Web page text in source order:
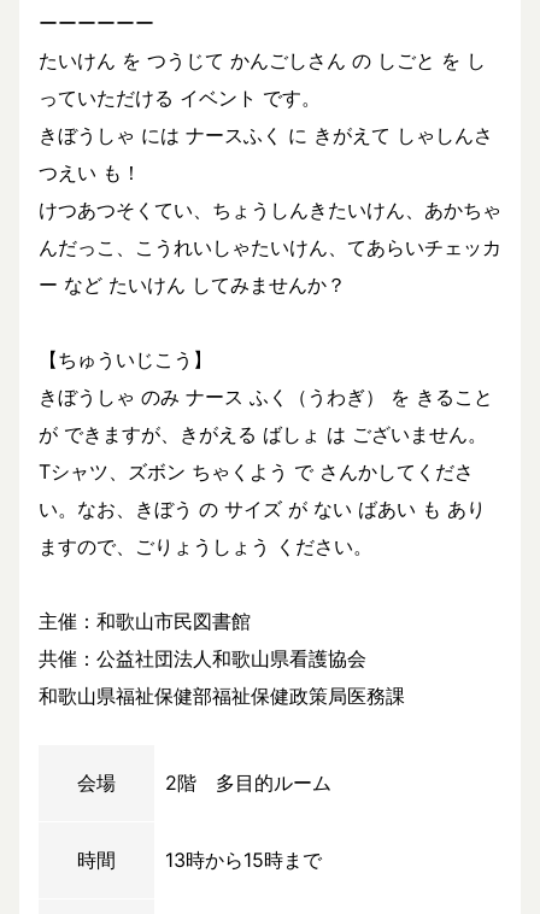
ーーーーーー
たいけん を つうじて かんごしさん の しごと を し
っていただける イベント です。
きぼうしゃ には ナースふく に きがえて しゃしんさ
つえい も！
けつあつそくてい、ちょうしんきたいけん、あかちゃ
んだっこ、こうれいしゃたいけん、てあらいチェッカ
ー など たいけん してみませんか？
【ちゅういじこう】
きぼうしゃ のみ ナース ふく（うわぎ） を きること
が できますが、きがえる ばしょ は ございません。
Tシャツ、ズボン ちゃくよう で さんかしてくださ
い。なお、きぼう の サイズ が ない ばあい も あり
ますので、ごりょうしょう ください。
主催：和歌山市民図書館
共催：公益社団法人和歌山県看護協会
和歌山県福祉保健部福祉保健政策局医務課
会場 2階 多目的ルーム
時間 13時から15時まで